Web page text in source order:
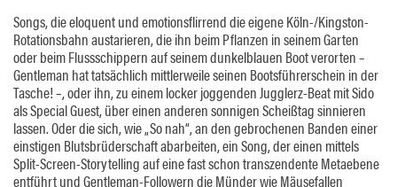
Songs, die eloquent und emotionsflirrend die eigene Köln-/Kingston-
Rotationsbahn austarieren, die ihn beim Pflanzen in seinem Garten
oder beim Flussschippern auf seinem dunkelblauen Boot verorten –
Gentleman hat tatsächlich mittlerweile seinen Bootsführerschein in der
Tasche! –, oder ihn, zu einem locker joggenden Jugglerz-Beat mit Sido
als Special Guest, über einen anderen sonnigen Scheißtag sinnieren
lassen. Oder die sich, wie „So nah“, an den gebrochenen Banden einer
einstigen Blutsbrüderschaft abarbeiten, ein Song, der einen mittels
Split-Screen-Storytelling auf eine fast schon transzendente Metaebene
entführt und Gentleman-Followern die Münder wie Mäusefallen